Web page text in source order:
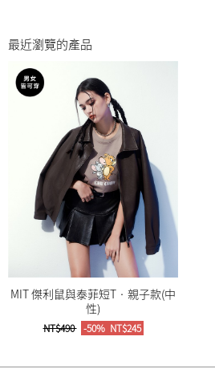
最近瀏覽的產品
MIT 傑利鼠與泰菲短T‧親子款(中
性)
NT$490 -50% NT$245